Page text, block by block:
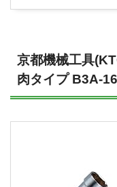
京都機械工具
肉タイプ B3A-